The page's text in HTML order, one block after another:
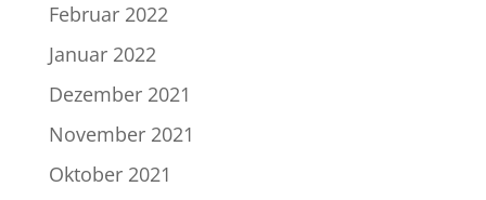
Februar 2022
Januar 2022
Dezember 2021
November 2021
Oktober 2021